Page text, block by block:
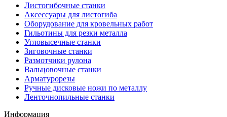
Листогибочные станки
Аксессуары для листогиба
Оборудование для кровельных работ
Гильотины для резки металла
Угловысечные станки
Зиговочные станки
Размотчики рулона
Вальцовочные станки
Арматурорезы
Ручные дисковые ножи по металлу
Ленточнопильные станки
Информация